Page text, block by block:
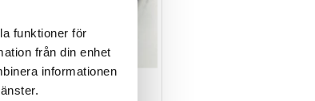
funktioner för
från din enhet
informationen